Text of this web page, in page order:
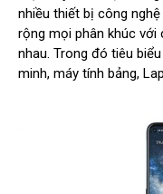
nhiều thiết bị công
rộng mọi phân khúc với
nhau. Trong đó tiêu
minh, máy tính bảng,